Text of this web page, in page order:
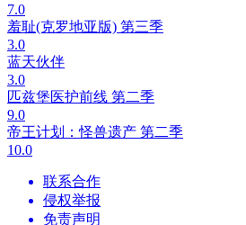
7.0
羞耻(克罗地亚版) 第三季
3.0
蓝天伙伴
3.0
匹兹堡医护前线 第二季
9.0
帝王计划：怪兽遗产 第二季
10.0
联系合作
侵权举报
免责声明